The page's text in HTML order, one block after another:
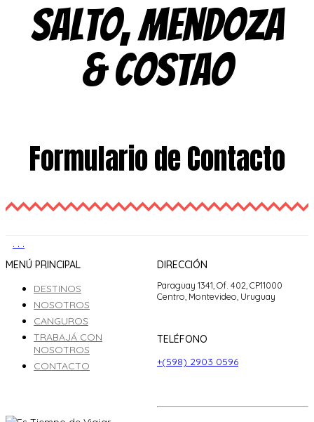
Salto, Mendoza
& Costao
Formulario de Contacto
. . .
MENÚ PRINCIPAL
DESTINOS
NOSOTROS
CANGUROS
TRABAJÁ CON
NOSOTROS
CONTACTO
DIRECCIÓN
Paraguay 1341, Of. 402, CP11000
Centro, Montevideo, Uruguay
TELÉFONO
+(598) 2903 0596